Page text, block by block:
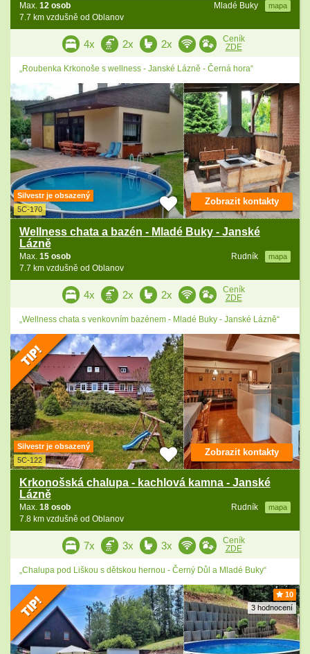
Mladé Buky mapa
Max. 12 osob
7.7 km vzdušně od Oblanov
4x 2x 2x
Ceník
ZDE
„Roubenka Krkonoše s wellness - Janské Lázně - Černá hora“
Silvestr je obsazený
5C-170
Wellness chata a bazén - Mladé Buky - Janské
Lázně
Rudník mapa
Max. 15 osob
7.7 km vzdušně od Oblanov
Zobrazit kontakty
4x 2x 2x
Ceník
ZDE
„Wellness chata s venkovním bazénem - Mladé Buky - Janské Lázně“
Silvestr je obsazený
5C-122
Krkonošská chalupa - kachlová kamna - Janské
Lázně
Rudník mapa
Max. 18 osob
7.8 km vzdušně od Oblanov
Zobrazit kontakty
7x 3x 3x
Ceník
ZDE
„Chalupa pod Liškou s dětskou hernou - Černý Důl a Mladé Buky“
10
3 hodnocení